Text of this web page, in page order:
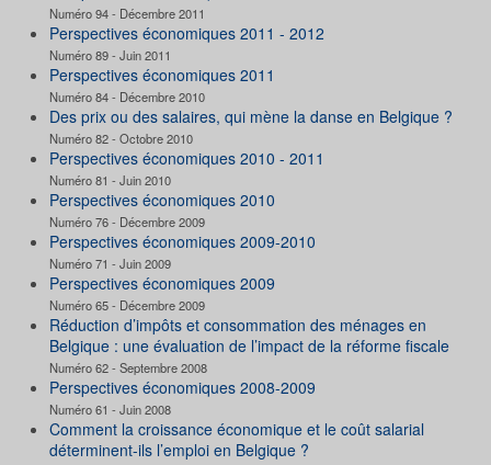
Numéro 94 - Décembre 2011
Perspectives économiques 2011 - 2012
Numéro 89 - Juin 2011
Perspectives économiques 2011
Numéro 84 - Décembre 2010
Des prix ou des salaires, qui mène la danse en Belgique ?
Numéro 82 - Octobre 2010
Perspectives économiques 2010 - 2011
Numéro 81 - Juin 2010
Perspectives économiques 2010
Numéro 76 - Décembre 2009
Perspectives économiques 2009-2010
Numéro 71 - Juin 2009
Perspectives économiques 2009
Numéro 65 - Décembre 2009
Réduction d’impôts et consommation des ménages en
Belgique : une évaluation de l’impact de la réforme fiscale
Numéro 62 - Septembre 2008
Perspectives économiques 2008-2009
Numéro 61 - Juin 2008
Comment la croissance économique et le coût salarial
déterminent-ils l’emploi en Belgique ?